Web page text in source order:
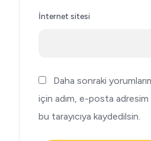
İnternet sitesi
Daha sonraki
için adım, e-posta
bu tarayıcıya kaydedilsin.